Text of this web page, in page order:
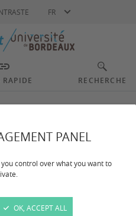
PANEL
control over what you want to
OK, ACCEPT ALL
FR
RAPIDE RECHERCHE